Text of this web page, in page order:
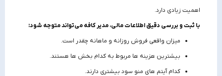
اهمیت زیادی دارد.
با ثبت و بررسی دقیق اطلاعات مالی، مدیر کافه می‌تواند متوجه شود:
میزان واقعی فروش روزانه و ماهانه چقدر است.
بیشترین هزینه‌ ها مربوط به کدام بخش‌ ها هستند.
کدام آیتم‌ های منو سود بیشتری دارند.